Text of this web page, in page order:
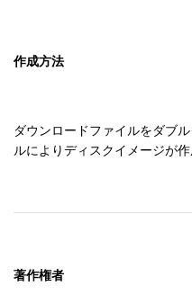
作成方法
ダウンロードファイルをダブ
ルによりディスクイメージが
著作権者